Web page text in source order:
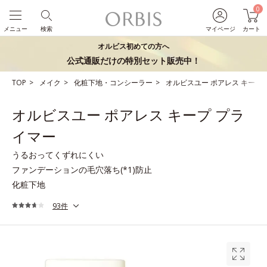
マイページ
0
カート
検索
メニュー
オルビス初めての方へ
公式通販だけの特別セット販売中！
TOP メイク 化粧下地・コンシーラー オルビスユー ポアレス キープ
オルビスユー ポアレス キープ プラ
イマー
うるおってくずれにくい
ファンデーションの毛穴落ち(*1)防止
化粧下地
93件